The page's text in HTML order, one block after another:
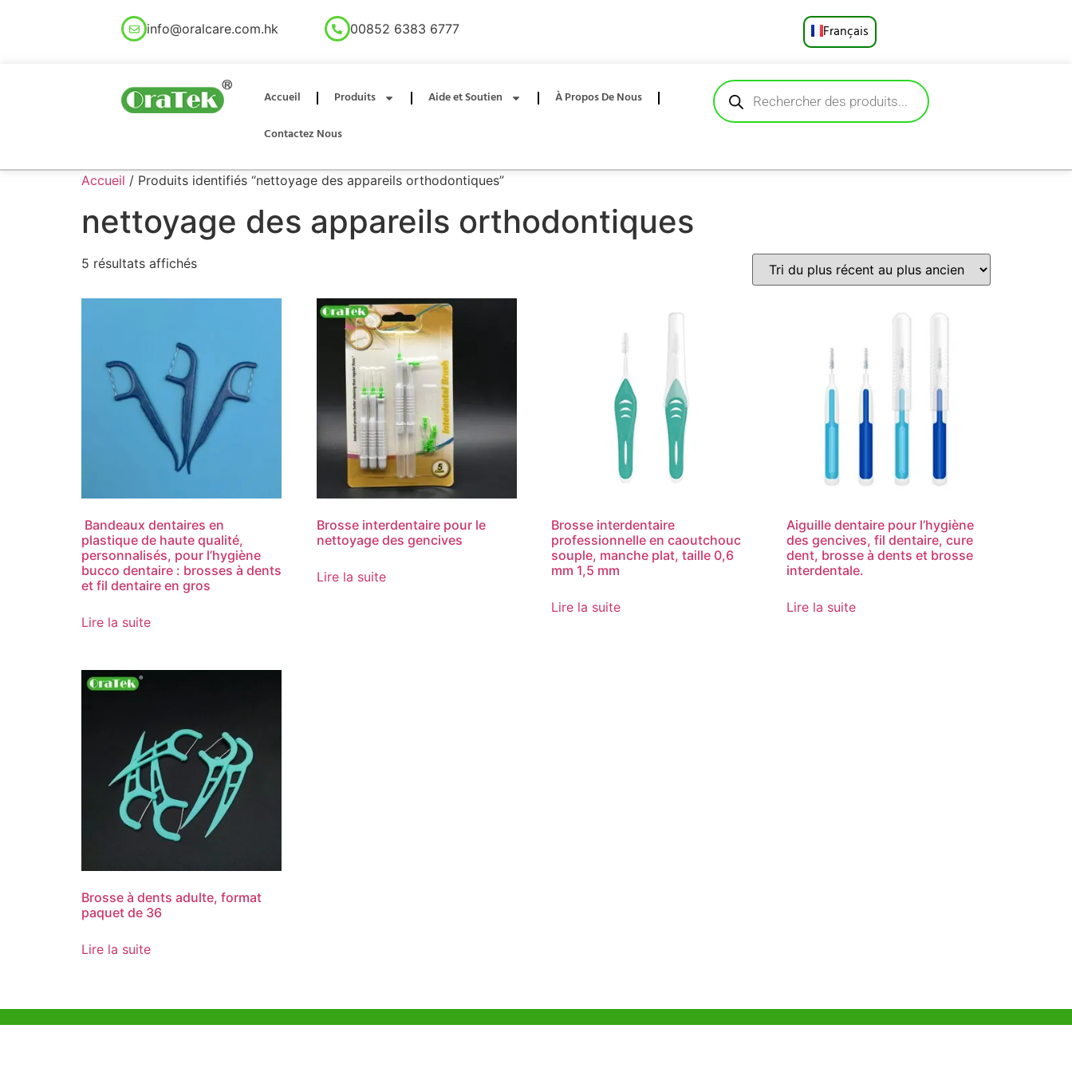
info@oralcare.com.hk 00852 6383 6777
Français
Русский
العربية
Accueil Produits Aide et Soutien
À Propos De Nous
Contactez Nous
Accueil / Produits identifiés “nettoyage des appareils orthodontiques”
nettoyage des appareils orthodontiques
5 résultats affichés
Bandeaux dentaires en
plastique de haute qualité,
personnalisés, pour l’hygiène
bucco dentaire : brosses à dents
et fil dentaire en gros
Lire la suite
Brosse interdentaire pour le
nettoyage des gencives
Lire la suite
Brosse interdentaire
professionnelle en caoutchouc
souple, manche plat, taille 0,6
mm 1,5 mm
Lire la suite
Aiguille dentaire pour l’hygiène
des gencives, fil dentaire, cure
dent, brosse à dents et brosse
interdentale.
Lire la suite
Brosse à dents adulte, format
paquet de 36
Lire la suite